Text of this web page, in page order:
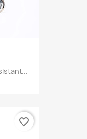
favorite_border